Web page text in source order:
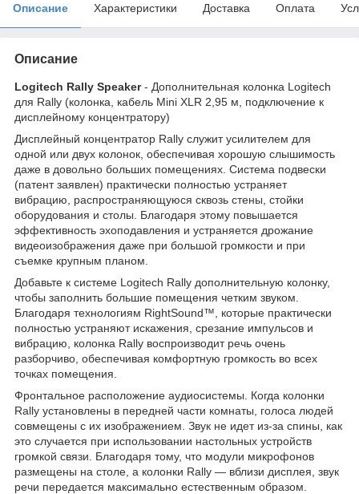
Описание Характеристики Доставка Оплата
Описание
Logitech Rally Speaker- Дополнительная колонка Logitech
для Rally (колонка, кабель Mini XLR 2,95 м, подключение к
дисплейному концентратору)
Дисплейный концентратор Rally служит усилителем для
одной или двух колонок, обеспечивая хорошую слышимость
даже в довольно больших помещениях. Система подвески
(патент заявлен) практически полностью устраняет
вибрацию, распространяющуюся сквозь стены, стойки
оборудования и столы. Благодаря этому повышается
эффективность эхоподавления и устраняется дрожание
видеоизображения даже при большой громкости и при
съемке крупным планом.
Добавьте к системе Logitech Rally дополнительную колонку,
чтобы заполнить большие помещения четким звуком.
Благодаря технологиям RightSound™, которые практически
полностью устраняют искажения, срезание импульсов и
вибрацию, колонка Rally воспроизводит речь очень
разборчиво, обеспечивая комфортную громкость во всех
точках помещения.
Фронтальное расположение аудиосистемы. Когда колонки
Rally установлены в передней части комнаты, голоса людей
совмещены с их изображением. Звук не идет из-за спины, как
это случается при использовании настольных устройств
громкой связи. Благодаря тому, что модули микрофонов
размещены на столе, а колонки Rally — вблизи дисплея, звук
речи передается максимально естественным образом.